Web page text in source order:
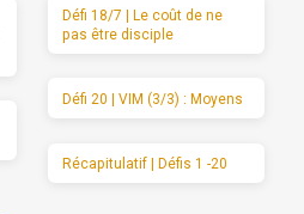
Défi 18/7 | Le coût de ne
pas être disciple
Défi 20 | VIM (3/3) : Moyens
Récapitulatif | Défis 1 -20